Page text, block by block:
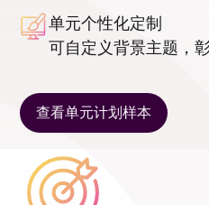
单元个性化定制
可自定义背景主题，
查看单元计划样本